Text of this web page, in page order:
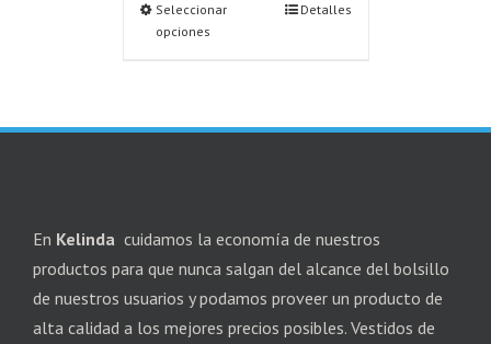
Seleccionar
opciones
Detalles
En Kelinda cuidamos la economía de nuestros
productos para que nunca salgan del alcance del bolsillo
de nuestros usuarios y podamos proveer un producto de
alta calidad a los mejores precios posibles. Vestidos de